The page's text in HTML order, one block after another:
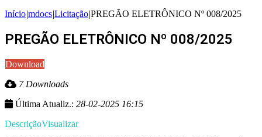
Início|mdocs|Licitação|PREGÃO ELETRÔNICO Nº 008/2025
PREGÃO ELETRÔNICO Nº 008/2025
Download
7 Downloads
Última Atualiz.: 28-02-2025 16:15
DescriçãoVisualizar